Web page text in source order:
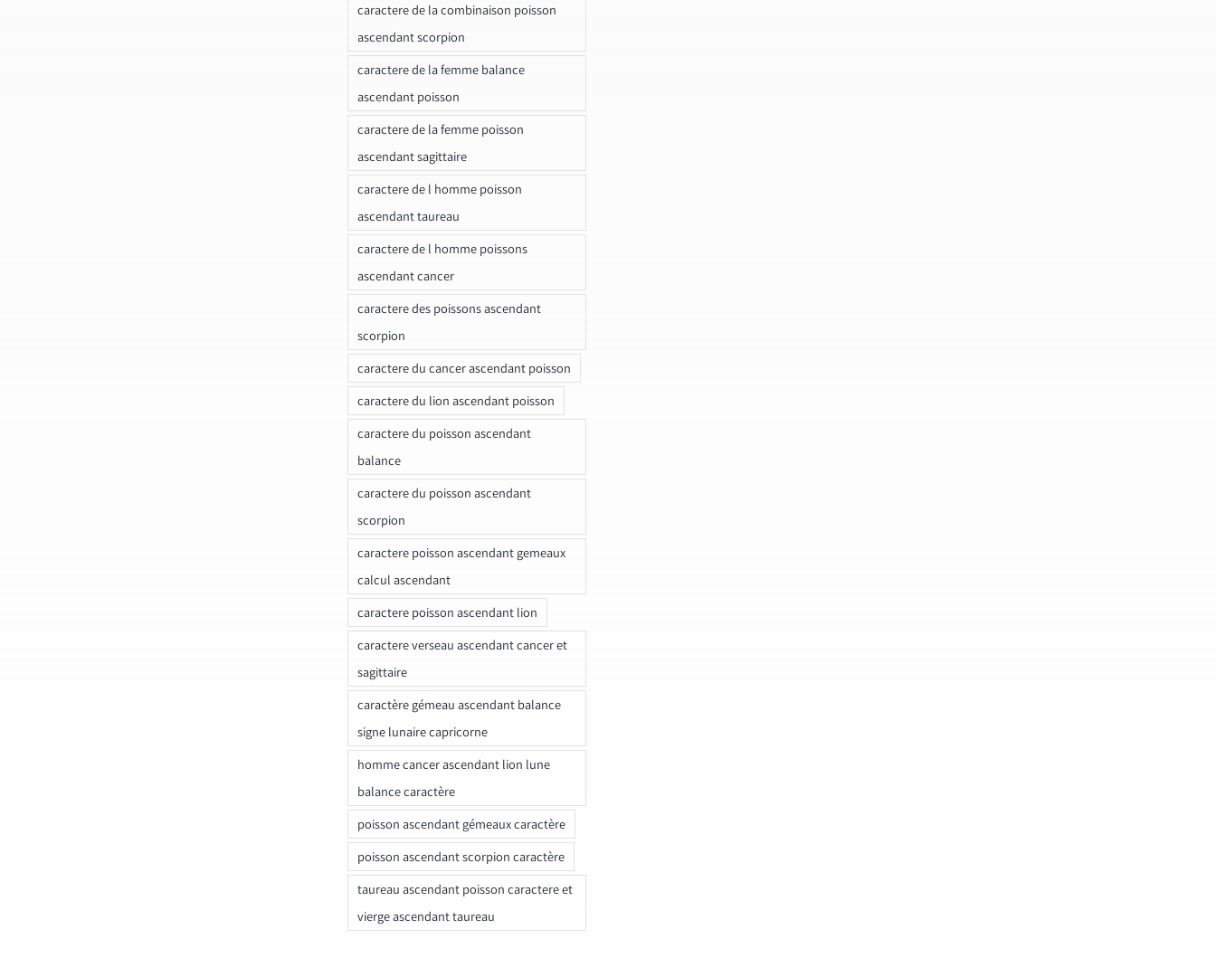
caractere de la combinaison poisson
ascendant scorpion
caractere de la femme balance
ascendant poisson
caractere de la femme poisson
ascendant sagittaire
caractere de l homme poisson
ascendant taureau
caractere de l homme poissons
ascendant cancer
caractere des poissons ascendant
scorpion
caractere du cancer ascendant poisson
caractere du lion ascendant poisson
caractere du poisson ascendant
balance
caractere du poisson ascendant
scorpion
caractere poisson ascendant gemeaux
calcul ascendant
caractere poisson ascendant lion
caractere verseau ascendant cancer et
sagittaire
caractère gémeau ascendant balance
signe lunaire capricorne
homme cancer ascendant lion lune
balance caractère
poisson ascendant gémeaux caractère
poisson ascendant scorpion caractère
taureau ascendant poisson caractere et
vierge ascendant taureau